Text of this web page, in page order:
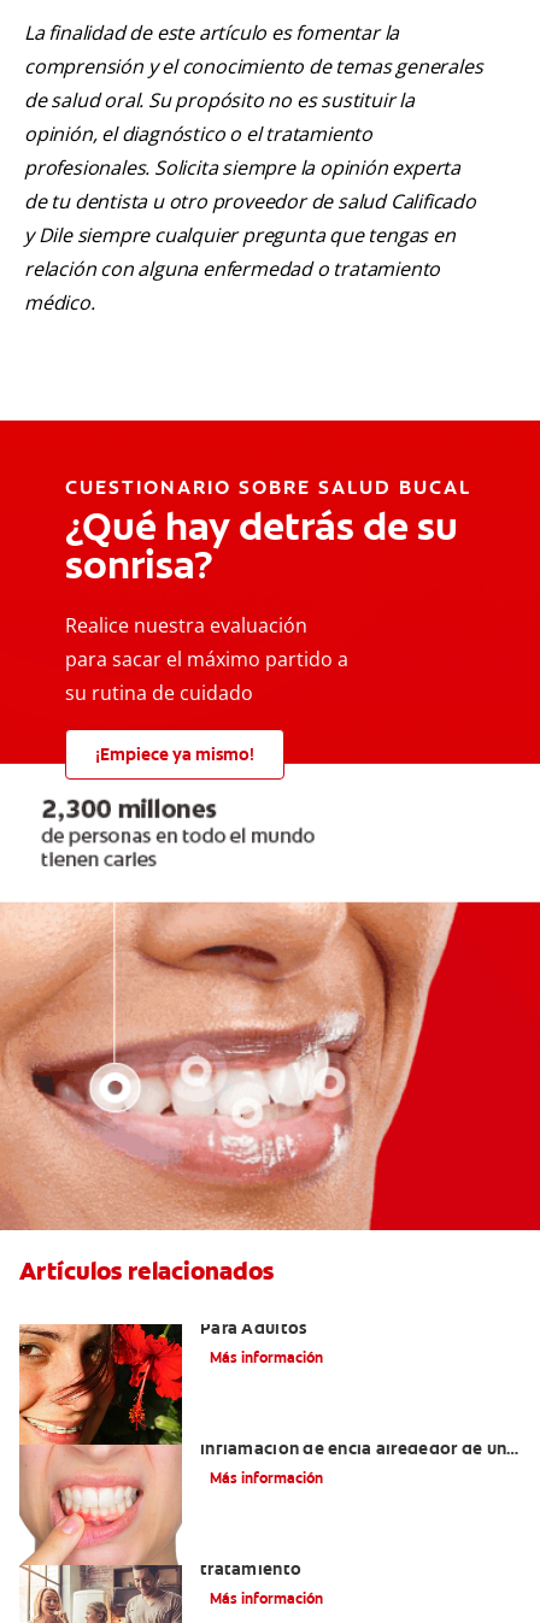
La finalidad de este artículo es fomentar la
comprensión y el conocimiento de temas generales
de salud oral. Su propósito no es sustituir la
opinión, el diagnóstico o el tratamiento
profesionales. Solicita siempre la opinión experta
de tu dentista u otro proveedor de salud Calificado
y Dile siempre cualquier pregunta que tengas en
relación con alguna enfermedad o tratamiento
médico.
CUESTIONARIO SOBRE SALUD BUCAL
¿Qué hay detrás de su
sonrisa?
Realice nuestra evaluación
para sacar el máximo partido a
su rutina de cuidado
¡Empiece ya mismo!
Artículos relacionados
Para Adultos
Más información
inflamación de encía alrededor de un
diente?
Más información
tratamiento
Más información